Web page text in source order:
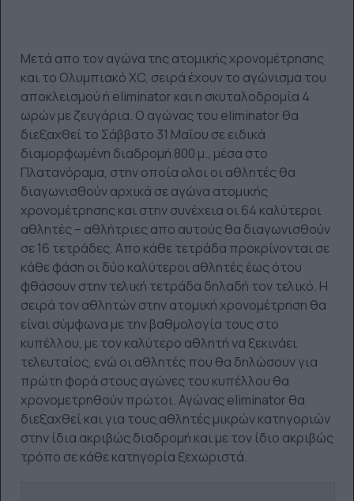
Μετά απο τον αγώνα της ατομικής χρονομέτρησης
και το Ολυμπιακό XC, σειρά έχουν το αγώνισμα του
αποκλεισμού ή eliminator και η σκυταλοδρομία 4
ωρών με ζευγάρια. Ο αγώνας του eliminator θα
διεξαχθεί το Σάββατο 31 Μαΐου σε ειδικά
διαμορφωμένη διαδρομή 800 μ., μέσα στο
Πλατανόραμα, στην οποία ολοι οι αθλητές θα
διαγωνισθούν αρχικά σε αγώνα ατομικής
χρονομέτρησης και στην συνέχεια οι 64 καλύτεροι
αθλητές – αθλήτριες απο αυτούς θα διαγωνισθούν
σε 16 τετράδες. Απο κάθε τετράδα προκρίνονται σε
κάθε φάση οι δύο καλύτεροι αθλητές έως ότου
φθάσουν στην τελική τετράδα δηλαδή τον τελικό. Η
σειρά τον αθλητών στην ατομική χρονομέτρηση θα
είναι σύμφωνα με την βαθμολογία τους στο
κυπέλλου, με τον καλύτερο αθλητή να ξεκινάει
τελευταίος, ενώ οι αθλητές που θα δηλώσουν για
πρώτη φορά στους αγώνες του κυπέλλου θα
χρονομετρηθούν πρώτοι. Αγώνας eliminator θα
διεξαχθεί και για τους αθλητές μικρών κατηγοριών
στην ίδια ακριβώς διαδρομή και με τον ίδιο ακριβώς
τρόπο σε κάθε κατηγορία ξεχωριστά.